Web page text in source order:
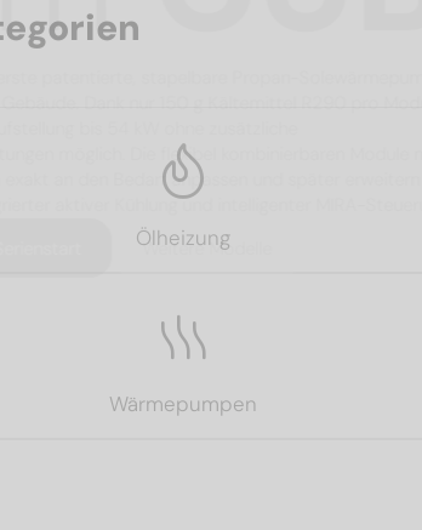
möglich. Die flexibel kombinierbaren
sich exakt an den Bedarf anpassen und später
integrierter aktiver Kühlung und intelligenter MIRA-
Weitere Modelle
Ölheizung
Wärmepumpen